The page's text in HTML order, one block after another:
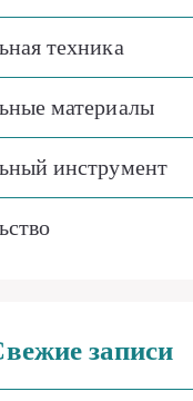
техника
материалы
инструмент
записи